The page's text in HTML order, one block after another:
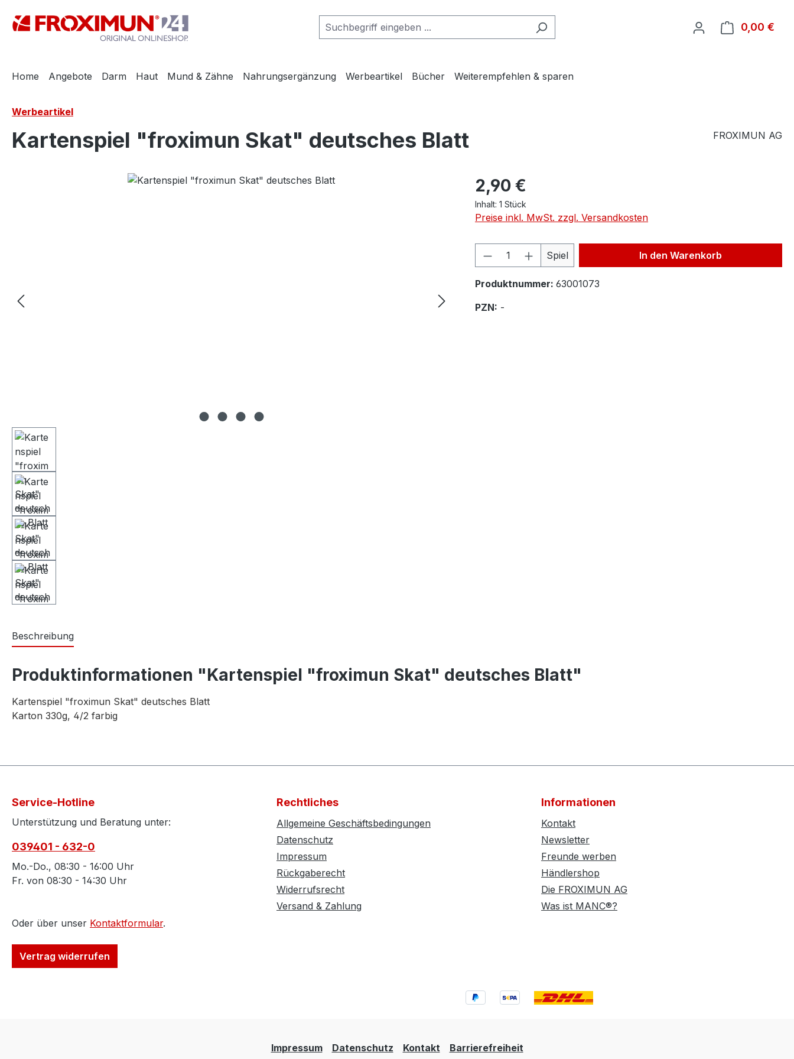
Hauptinhalt springen
Zur Suche springen
Zur Hauptnavigation springen
0,00 €
Home Angebote Darm Haut Mund & Zähne Nahrungsergänzung Werbeartikel Bücher Weiterempfehlen & sparen
Werbeartikel
Kartenspiel "froximun Skat" deutsches Blatt FROXIMUN AG
2,90 €
Inhalt: 1 Stück
Preise inkl. MwSt. zzgl. Versandkosten
Produkt Anzahl: Gib den gewünschten Wert
Spiel In den Warenkorb
Produktnummer: 63001073
PZN: -
Beschreibung
Produktinformationen "Kartenspiel "froximun Skat" deutsches Blatt"
Kartenspiel "froximun Skat" deutsches Blatt
Karton 330g, 4/2 farbig
Service-Hotline
Unterstützung und Beratung unter:
039401 - 632-0
Mo.-Do., 08:30 - 16:00 Uhr
Fr. von 08:30 - 14:30 Uhr
Oder über unser Kontaktformular.
Vertrag widerrufen
Rechtliches
Allgemeine Geschäftsbedingungen
Datenschutz
Impressum
Rückgaberecht
Widerrufsrecht
Versand & Zahlung
Informationen
Kontakt
Newsletter
Freunde werben
Händlershop
Die FROXIMUN AG
Was ist MANC®?
Impressum Datenschutz Kontakt Barrierefreiheit